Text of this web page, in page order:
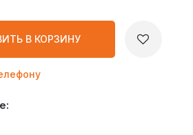
В КОРЗИНУ